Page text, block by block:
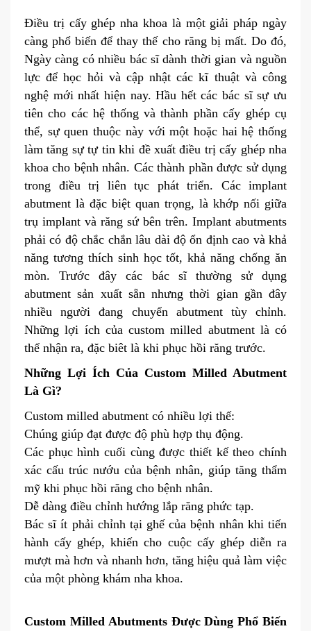
Điều trị cấy ghép nha khoa là một giải pháp ngày
càng phổ biến để thay thế cho răng bị mất. Do đó,
Ngày càng có nhiều bác sĩ dành thời gian và nguồn
lực để học hỏi và cập nhật các kĩ thuật và công
nghệ mới nhất hiện nay. Hầu hết các bác sĩ sự ưu
tiên cho các hệ thống và thành phần cấy ghép cụ
thể, sự quen thuộc này với một hoặc hai hệ thống
làm tăng sự tự tin khi đề xuất điều trị cấy ghép nha
khoa cho bệnh nhân. Các thành phần được sử dụng
trong điều trị liên tục phát triển. Các implant
abutment là đặc biệt quan trọng, là khớp nối giữa
trụ implant và răng sứ bên trên. Implant abutments
phải có độ chắc chắn lâu dài độ ổn định cao và khả
năng tương thích sinh học tốt, khả năng chống ăn
mòn. Trước đây các bác sĩ thường sử dụng
abutment sản xuất sẵn nhưng thời gian gần đây
nhiều người đang chuyển abutment tùy chỉnh.
Những lợi ích của custom milled abutment là có
thể nhận ra, đặc biêt là khi phục hồi răng trước.
Những Lợi Ích Của Custom Milled Abutment
Là Gì?
Custom milled abutment có nhiều lợi thế:
Chúng giúp đạt được độ phù hợp thụ động.
Các phục hình cuối cùng được thiết kế theo chính
xác cấu trúc nướu của bệnh nhân, giúp tăng thẩm
mỹ khi phục hồi răng cho bệnh nhân.
Dễ dàng điều chỉnh hướng lắp răng phức tạp.
Bác sĩ ít phải chỉnh tại ghế của bệnh nhân khi tiến
hành cấy ghép, khiến cho cuộc cấy ghép diễn ra
mượt mà hơn và nhanh hơn, tăng hiệu quả làm việc
của một phòng khám nha khoa.
Custom Milled Abutments Được Dùng Phổ Biến